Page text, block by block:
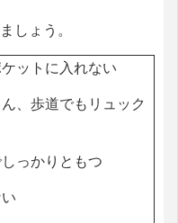
しょう。
ットに入れない
、歩道でもリュック
っかりともつ